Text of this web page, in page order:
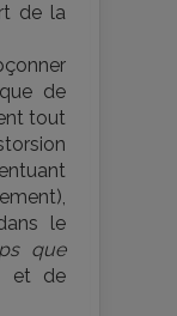
de la
de
tout
le
que
de